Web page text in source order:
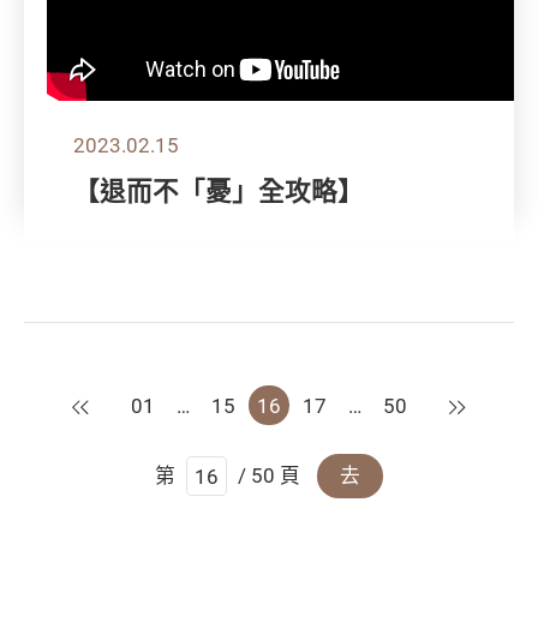
2023.02.15
【退而不「憂」全攻略】
上一頁
01 … 15 16 17 … 50 下一頁
第 / 50 頁 去